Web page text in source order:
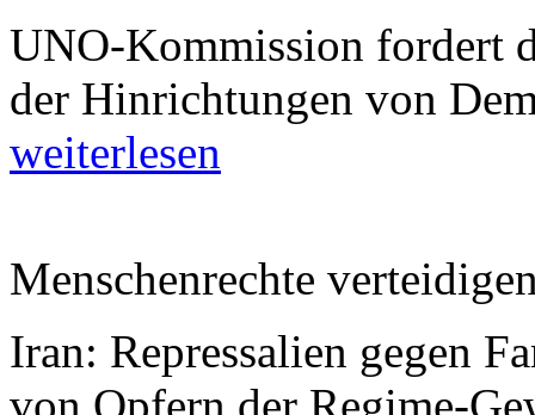
UNO-Kommission fordert
der Hinrichtungen von
weiterlesen
Menschenrechte
Iran: Repressalien gegen